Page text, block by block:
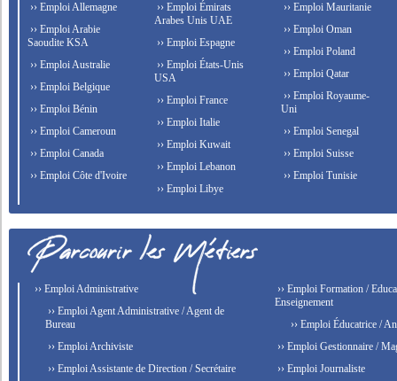
›› Emploi Allemagne
›› Emploi Arabie
Saoudite KSA
›› Emploi Australie
›› Emploi Belgique
›› Emploi Bénin
›› Emploi Cameroun
›› Emploi Canada
›› Emploi Côte d'Ivoire
›› Emploi Émirats
Arabes Unis UAE
›› Emploi Espagne
›› Emploi États-Unis
USA
›› Emploi France
›› Emploi Italie
›› Emploi Kuwait
›› Emploi Lebanon
›› Emploi Libye
›› Emploi Mauritanie
›› Emploi Oman
›› Emploi Poland
›› Emploi Qatar
›› Emploi Royaume-
Uni
›› Emploi Senegal
›› Emploi Suisse
›› Emploi Tunisie
›› Emploi Administrative
›› Emploi Agent Administrative / Agent de
Bureau
›› Emploi Archiviste
›› Emploi Assistante de Direction / Secrétaire
›› Emploi Formation /
Enseignement
›› Emploi Éducatrice /
›› Emploi Gestionnaire /
›› Emploi Journaliste